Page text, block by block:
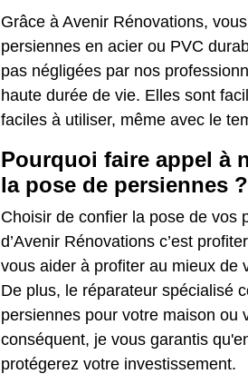
Grâce à Avenir Rénovations,
persiennes en acier ou PVC
pas négligées par nos
haute durée de vie. Elles sont
faciles à utiliser, même avec le
Pourquoi faire appel à
la pose de persiennes ?
Choisir de confier la pose de vos
d’Avenir Rénovations c’est
vous aider à profiter au mieux de
De plus, le réparateur spécialisé
persiennes pour votre maison ou
conséquent, je vous garantis
protégerez votre investissement.